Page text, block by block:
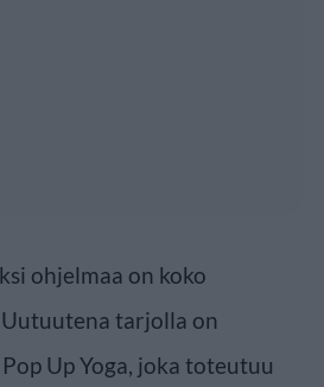
ohjelmaa on koko
tarjolla on
Up Yoga, joka toteutuu